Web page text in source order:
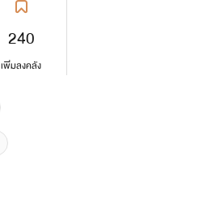
240
เพิ่มลงคลัง